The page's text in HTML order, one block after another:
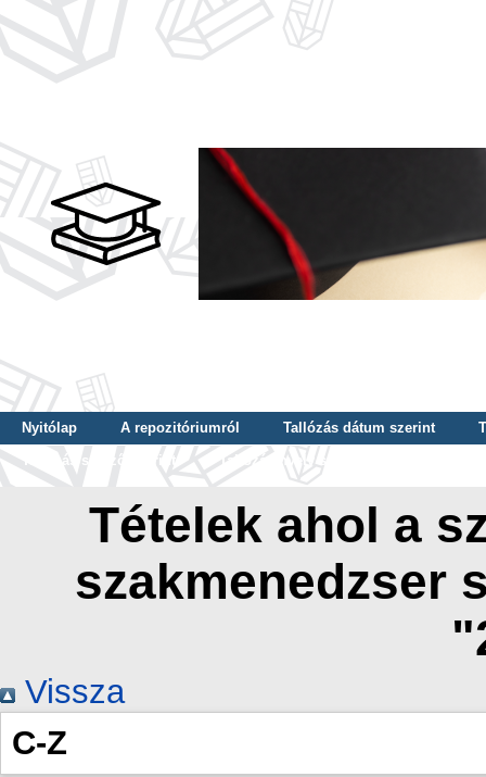
Nyitólap A repozitóriumról Tallózás dátum szerint
Tallózás szerző szerint
Tallózás nyelv szerint
Tételek ahol a
szakmenedzser
Vissza
C-Z